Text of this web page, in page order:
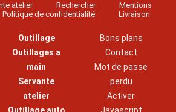
atelier Rechercher
Mentions
Politique de confidentialité Livraison
Outillage
Outillages a
main
Servante
atelier
Bons plans
Contact
Mot de passe
perdu
Activer